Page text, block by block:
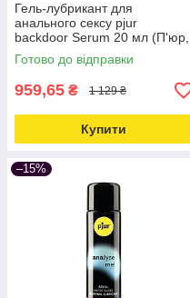
Гель-лубрикант для
анального сексу pjur
backdoor Serum 20 мл (П'юр,
Пджюр) Love&Life -online-
multimarket-
Готово до відправки
959,65 ₴ 1 129 ₴
Купити
–15%